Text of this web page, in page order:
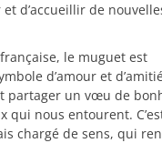
d’accueillir de
le muguet est
d’amour et
partager un vœu de
qui nous entourent.
chargé de sens, qui